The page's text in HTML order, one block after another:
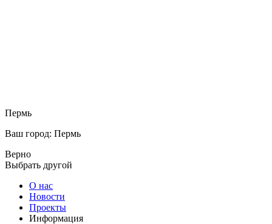
Пермь
Ваш город: Пермь
Верно
Выбрать другой
О нас
Новости
Проекты
Информация